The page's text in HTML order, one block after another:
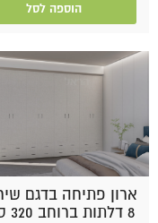
הוספה לסל
ארון פתיחה בדגם
8 דלתות ברוחב 320 ס"מ